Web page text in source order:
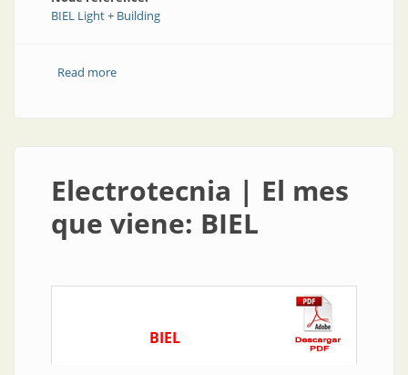
BIEL Light + Building
Read moreabout Congresos y exposiciones | En BIEL se hizo la
Electrotecnia | El mes
que viene: BIEL
BIEL